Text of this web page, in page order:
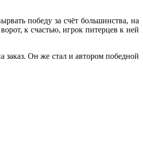
победу за счёт большинства, на
к счастью, игрок питерцев к ней
Он же стал и автором победной